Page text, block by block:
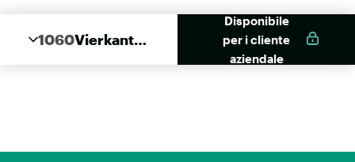
1060Vierkantp
Disponibile
per i cliente
aziendale